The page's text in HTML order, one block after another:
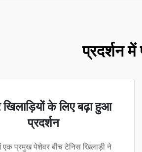
प्रदर्शन में
के लिए बढ़ा हुआ
प्रदर्शन
एक प्रमुख पेशेवर बीच टेनिस खिलाड़ी ने